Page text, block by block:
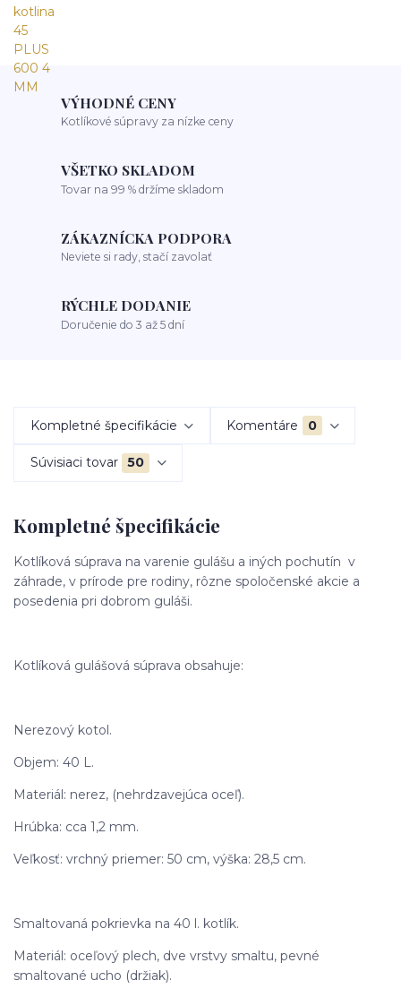
VÝHODNÉ CENY
Kotlíkové súpravy za nízke ceny
VŠETKO SKLADOM
Tovar na 99 % držíme skladom
ZÁKAZNÍCKA PODPORA
Neviete si rady, stačí zavolať
RÝCHLE DODANIE
Doručenie do 3 až 5 dní
Kompletné špecifikácie Komentáre 0
Súvisiaci tovar 50
Kompletné špecifikácie
Kotlíková súprava na varenie gulášu a iných pochutín v
záhrade, v prírode pre rodiny, rôzne spoločenské akcie a
posedenia pri dobrom guláši.
Kotlíková gulášová súprava obsahuje:
Nerezový kotol.
Objem: 40 L.
Materiál: nerez, (nehrdzavejúca oceľ).
Hrúbka: cca 1,2 mm.
Veľkosť: vrchný priemer: 50 cm, výška: 28,5 cm.
Smaltovaná pokrievka na 40 l. kotlík.
Materiál: oceľový plech, dve vrstvy smaltu, pevné
smaltované ucho (držiak).